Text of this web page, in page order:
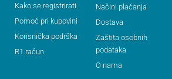
Kako se registrirati
Pomoć pri kupovini
Korisnička podrška
R1 račun
Načini plaćanja
Dostava
Zaštita osobnih
podataka
O nama